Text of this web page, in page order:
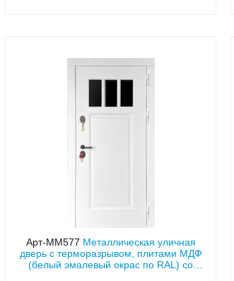
Арт-ММ577 Металлическая уличная
дверь с терморазрывом, плитами МДФ
(белый эмалевый окрас по RAL) со